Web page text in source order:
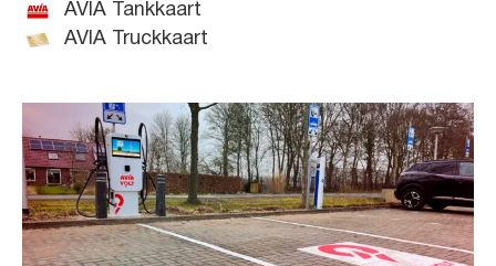
AVIA Tankkaart
AVIA Truckkaart